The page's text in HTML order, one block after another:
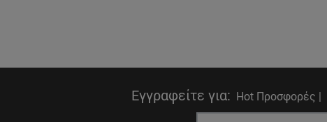
Εγγραφείτε για: Hot Προσφορές |